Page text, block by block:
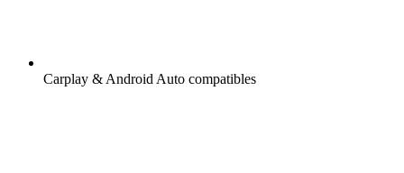
Carplay & Android Auto compatibles